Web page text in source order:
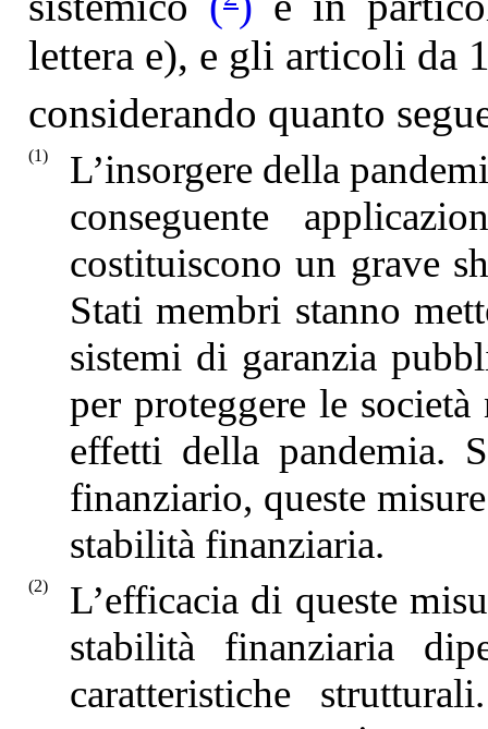
lettera e), e gli articoli da
considerando quanto
(1)
L’insorgere della
conseguente
costituiscono un grave
Stati membri stanno
sistemi di garanzia
per proteggere le
effetti della pandemia.
finanziario, queste
stabilità finanziaria.
(2)
L’efficacia di queste
stabilità finanziaria
caratteristiche